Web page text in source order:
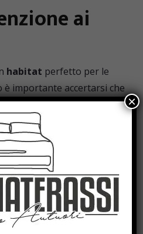
ai
habitat perfetto per le
è importante accertarsi che
benasciuttiprima di
tra i piùsensibili
infatti tende ad
non diventinocivo
ruotato ogni due
piedi,sopra e sotto.
soggetti
×